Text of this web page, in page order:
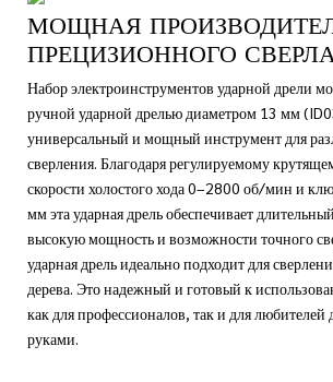
МОЩНАЯ
ПРЕЦИЗИОННОГО
Набор электроинструментов ударной дрели
ручной ударной дрелью диаметром 13 мм
универсальный и мощный инструмент для
сверления. Благодаря регулируемому
скорости холостого хода 0–2800 об/мин и
мм эта ударная дрель обеспечивает
высокую мощность и возможности точного
ударная дрель идеально подходит для
дерева. Это надежный и готовый к
как для профессионалов, так и для любителей
руками.